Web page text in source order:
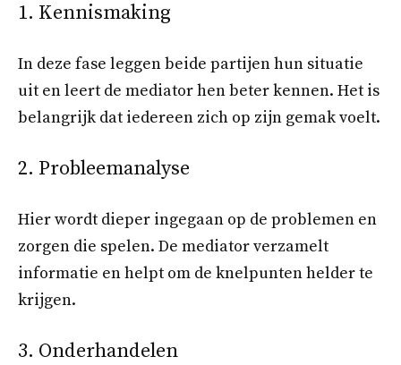
1. Kennismaking
In deze fase leggen beide partijen hun situatie
uit en leert de mediator hen beter kennen. Het is
belangrijk dat iedereen zich op zijn gemak voelt.
2. Probleemanalyse
Hier wordt dieper ingegaan op de problemen en
zorgen die spelen. De mediator verzamelt
informatie en helpt om de knelpunten helder te
krijgen.
3. Onderhandelen